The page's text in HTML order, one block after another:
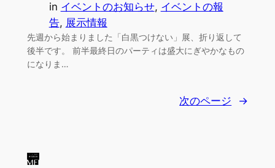
in イベントのお知らせ, イベントの報
告, 展示情報
先週から始まりました「白黒つけない」展、折り返して
後半です。 前半最終日のパーティは盛大にぎやかなもの
になりま…
次のページ →